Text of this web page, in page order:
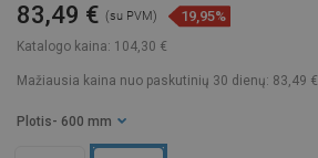
Katalogo kaina: 104,30 €
83,49 € (su PVM) 19,95%
Mažiausia kaina nuo paskutinių 30 dienų: 83,49 €
Plotis - 600 mm